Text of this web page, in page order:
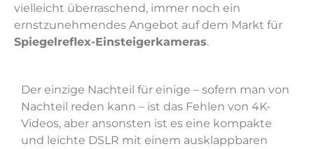
vielleicht überraschend, immer noch ein
ernstzunehmendes Angebot auf dem Markt für
Spiegelreflex-Einsteigerkameras.
Der einzige Nachteil für einige – sofern man von
Nachteil reden kann – ist das Fehlen von 4K-
Videos, aber ansonsten ist es eine kompakte
und leichte DSLR mit einem ausklappbaren